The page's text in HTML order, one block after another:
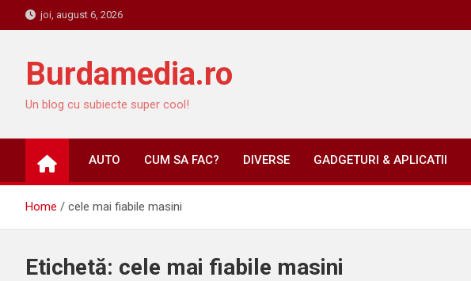
to
joi, august 6, 2026
Burdamedia.ro
Un blog cu subiecte super cool!
AUTO CUM SA FAC? DIVERSE GADGETURI & APLICATII
Home cele mai fiabile masini
Etichetă: cele mai fiabile masini